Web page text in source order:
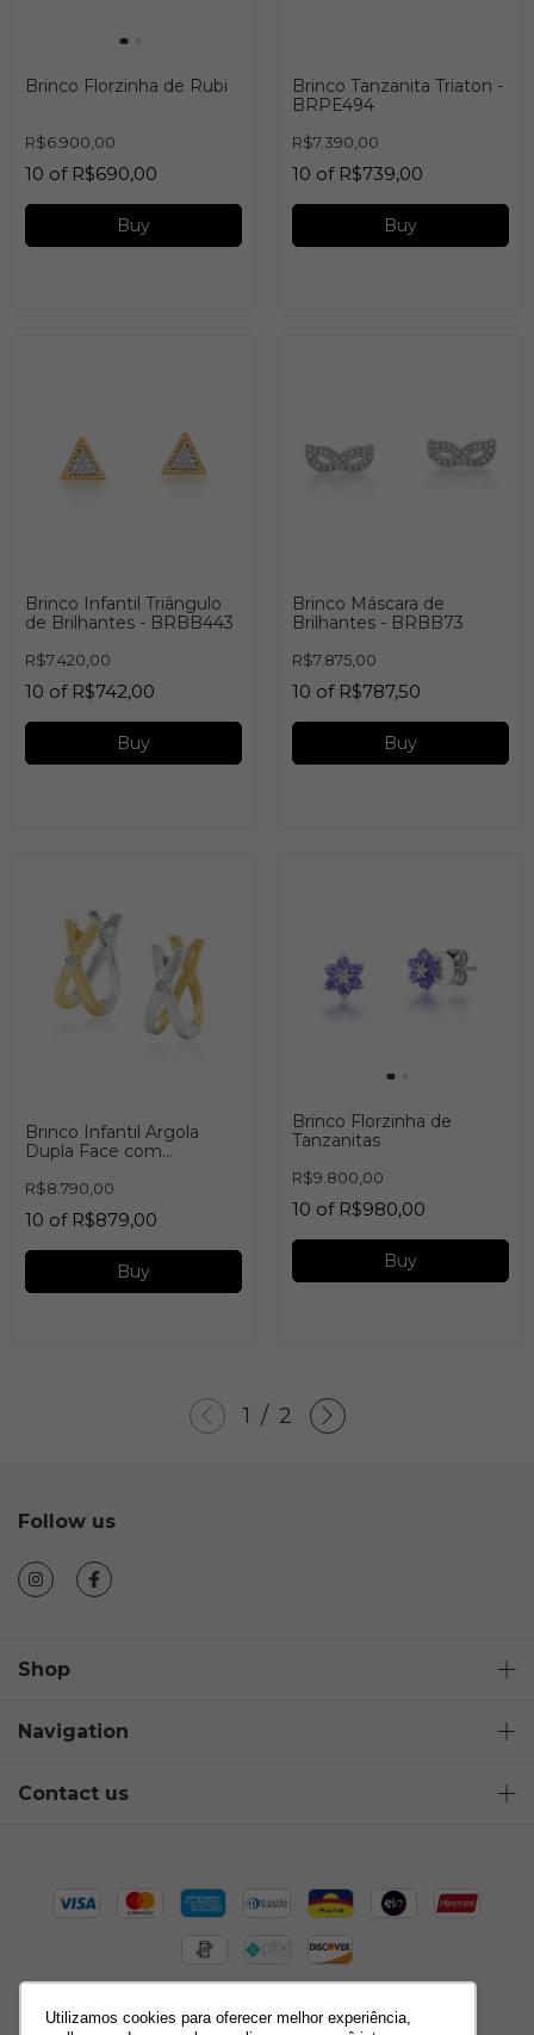
Utilizamos cookies para oferecer melhor experiência,
Brinco Florzinha de Rubi
R$6.900,00
10 of R$690,00
Buy
Brinco Tanzanita Triaton -
BRPE494
R$7.390,00
10 of R$739,00
Buy
Brinco Infantil Triângulo
de Brilhantes - BRBB443
R$7.420,00
10 of R$742,00
Buy
Brinco Máscara de
Brilhantes - BRBB73
R$7.875,00
10 of R$787,50
Buy
Brinco Infantil Argola
Dupla Face com
R$8.790,00
10 of R$879,00
Buy
Brinco Florzinha de
Tanzanitas
R$9.800,00
10 of R$980,00
Buy
1 / 2
Follow us
Shop
Navigation
Contact us